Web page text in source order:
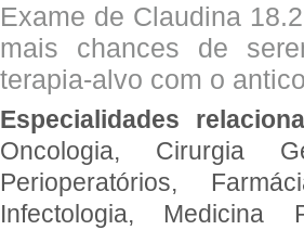
Exame de Claudina
mais chances de
terapia-alvo com o
Especialidades
Oncologia, Cirurgia
Perioperatórios,
Infectologia, Medicina